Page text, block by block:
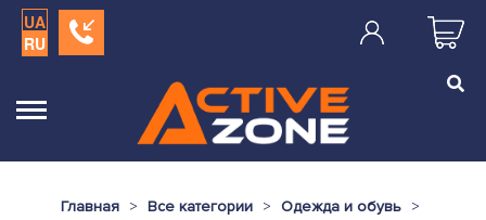
UA
RU
Главная Все категории
Одежда и обувь